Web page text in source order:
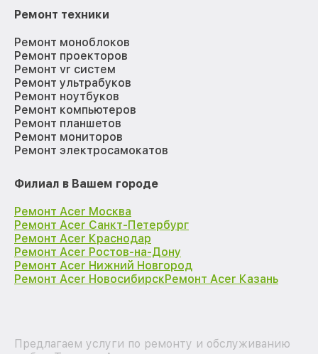
Ремонт техники
Ремонт моноблоков
Ремонт проекторов
Ремонт vr систем
Ремонт ультрабуков
Ремонт ноутбуков
Ремонт компьютеров
Ремонт планшетов
Ремонт мониторов
Ремонт электросамокатов
Филиал в Вашем городе
Ремонт Acer Москва
Ремонт Acer Санкт-Петербург
Ремонт Acer Краснодар
Ремонт Acer Ростов-на-Дону
Ремонт Acer Нижний Новгород
Ремонт Acer НовосибирскРемонт Acer Казань
Предлагаем услуги по ремонту и обслуживанию